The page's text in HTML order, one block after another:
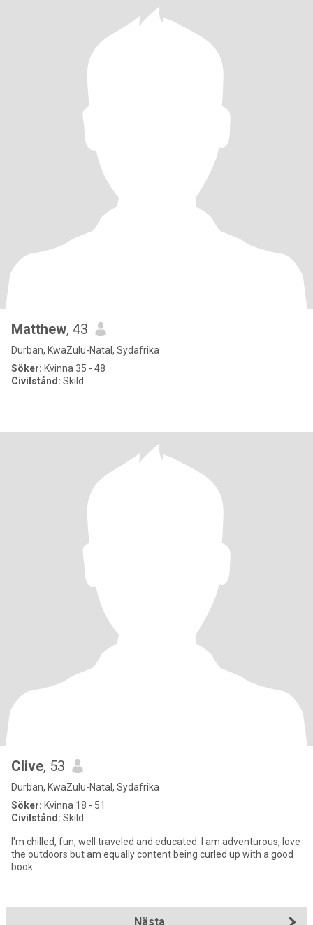
Matthew, 43
Durban, KwaZulu-Natal, Sydafrika
Söker: Kvinna 35 - 48
Civilstånd: Skild
Clive, 53
Durban, KwaZulu-Natal, Sydafrika
Söker: Kvinna 18 - 51
Civilstånd: Skild
I'm chilled, fun, well traveled and educated. I am adventurous, love
the outdoors but am equally content being curled up with a good
book.
Nästa